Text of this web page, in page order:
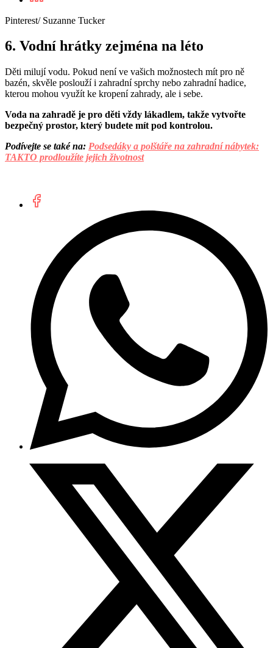
Pinterest/ Suzanne Tucker
6. Vodní hrátky zejména na léto
Děti milují vodu. Pokud není ve vašich možnostech mít pro ně
bazén, skvěle poslouží i zahradní sprchy nebo zahradní hadice,
kterou mohou využít ke kropení zahrady, ale i sebe.
Voda na zahradě je pro děti vždy lákadlem, takže vytvořte
bezpečný prostor, který budete mít pod kontrolou.
Podívejte se také na: Podsedáky a polštáře na zahradní nábytek:
TAKTO prodloužíte jejich životnost